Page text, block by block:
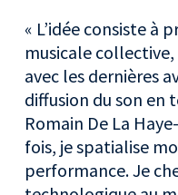
« L’idée consiste à
musicale
avec les dernières
diffusion du son en
Romain De La
fois, je spatialise
performance. Je